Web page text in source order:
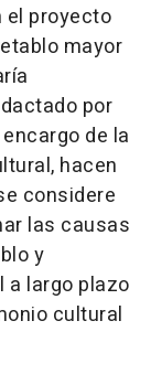
el proyecto
mayor
por
de la
hacen
considere
las causas
y
a largo plazo
cultural